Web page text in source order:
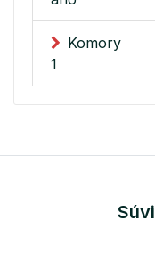
Komory
1